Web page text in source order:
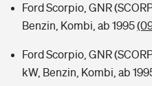
Ford Scorpio, GNR
Benzin, Kombi, ab 1995
Ford Scorpio, GNR
kW, Benzin, Kombi, ab